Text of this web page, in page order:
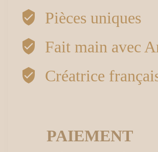
Pièces uniques
Fait main avec
Créatrice
PAIEMENT